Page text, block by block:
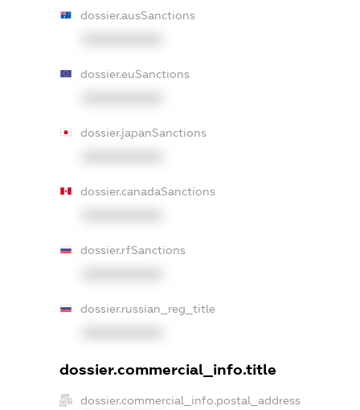
dossier.ausSanctions
dossier.euSanctions
dossier.japanSanctions
dossier.canadaSanctions
dossier.rfSanctions
dossier.russian_reg_title
dossier.commercial_info.title
dossier.commercial_info.postal_address